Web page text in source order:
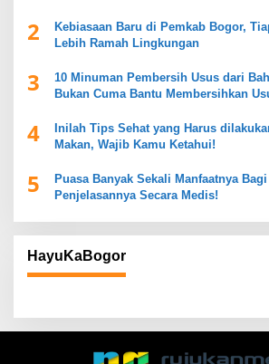
2
Kebiasaan Baru di Pemkab Bogor,
Lebih Ramah Lingkungan
3
10 Minuman Pembersih Usus dari
Bukan Cuma Bantu Membersihkan
4
Inilah Tips Sehat yang Harus
Makan, Wajib Kamu Ketahui!
5
Puasa Banyak Sekali Manfaatnya
Penjelasannya Secara Medis!
HayuKaBogor